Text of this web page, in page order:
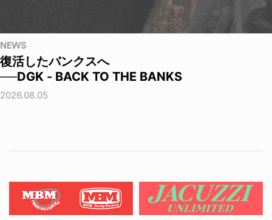
NEWS
復活したバンクスへ
──DGK - BACK TO THE BANKS
2026.08.05